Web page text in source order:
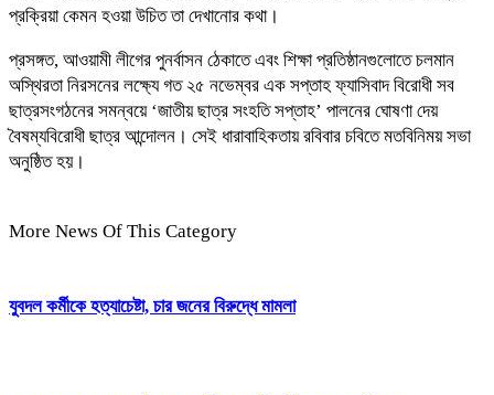
প্রক্রিয়া কেমন হওয়া উচিত তা দেখানোর কথা।
প্রসঙ্গত, আওয়ামী লীগের পুনর্বাসন ঠেকাতে এবং শিক্ষা প্রতিষ্ঠানগুলোতে চলমান
অস্থিরতা নিরসনের লক্ষ্যে গত ২৫ নভেম্বর এক সপ্তাহ ফ্যাসিবাদ বিরোধী সব
ছাত্রসংগঠনের সমন্বয়ে ‘জাতীয় ছাত্র সংহতি সপ্তাহ’ পালনের ঘোষণা দেয়
বৈষম্যবিরোধী ছাত্র আন্দোলন। সেই ধারাবাহিকতায় রবিবার চবিতে মতবিনিময় সভা
অনুষ্ঠিত হয়।
More News Of This Category
যুবদল কর্মীকে হত্যাচেষ্টা, চার জনের বিরুদ্ধে মামলা